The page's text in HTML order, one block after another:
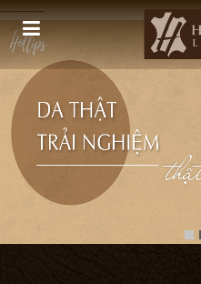
------------